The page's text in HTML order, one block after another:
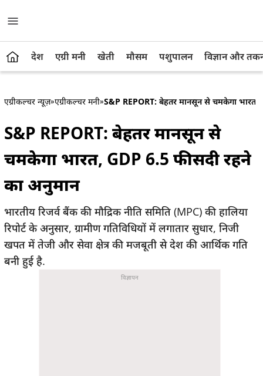
देश एग्री मनी खेती मौसम पशुपालन विज्ञान और
एग्रीकल्चर न्यूज़»एग्रीकल्चर मनी»S&P REPORT: बेहतर मानसून से चमकेगा भारत,
S&P REPORT: बेहतर मानसून से
चमकेगा भारत, GDP 6.5 फीसदी रहने
का अनुमान
भारतीय रिजर्व बैंक की मौद्रिक नीति समिति (MPC) की हालिया
रिपोर्ट के अनुसार, ग्रामीण गतिविधियों में लगातार सुधार, निजी
खपत में तेजी और सेवा क्षेत्र की मजबूती से देश की आर्थिक गति
बनी हुई है.